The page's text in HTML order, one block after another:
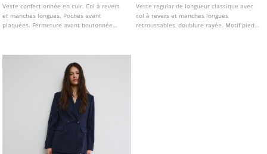
Veste confectionnée en cuir. Col à revers
et manches longues. Poches avant
plaquées. Fermeture avant boutonnée
Veste regular de longueur classique avec
col à revers et manches longues
retroussables, doublure rayée. Motif pied-